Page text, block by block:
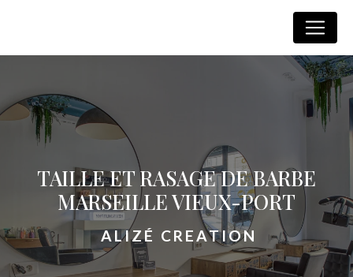
TAILLE ET RASAGE DE BARBE
MARSEILLE VIEUX-PORT
ALIZÉ CREATION